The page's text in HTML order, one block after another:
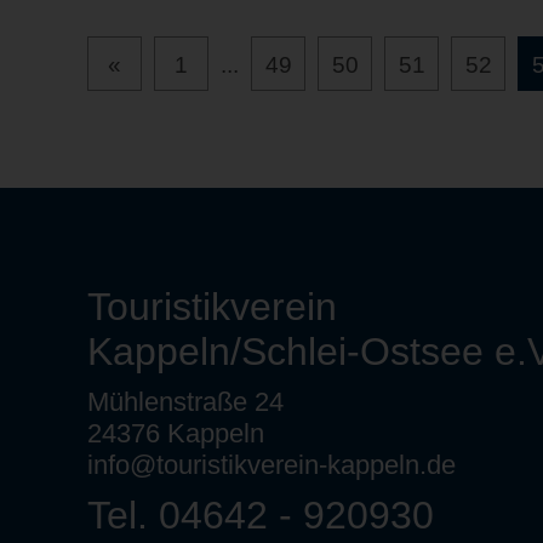
« 1 ... 49 50 51 52
Touristikverein
Kappeln/Schlei-Ostsee
Mühlenstraße 24
24376 Kappeln
info@touristikverein-kappeln.de
Tel. 04642 - 920930